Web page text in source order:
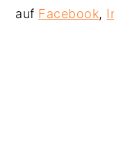
auf Facebook,